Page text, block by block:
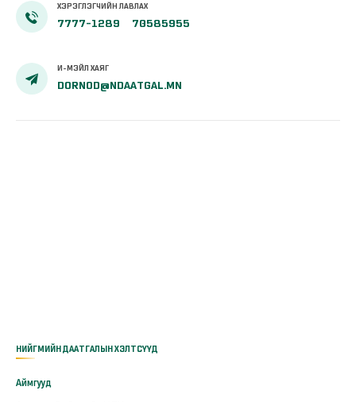
ХЭРЭГЛЭГЧИЙН ЛАВЛАХ
7777-1289 70585955
И-МЭЙЛ ХАЯГ
DORNOD@NDAATGAL.MN
НИЙГМИЙН ДААТГАЛЫН ХЭЛТСҮҮД
Аймгууд